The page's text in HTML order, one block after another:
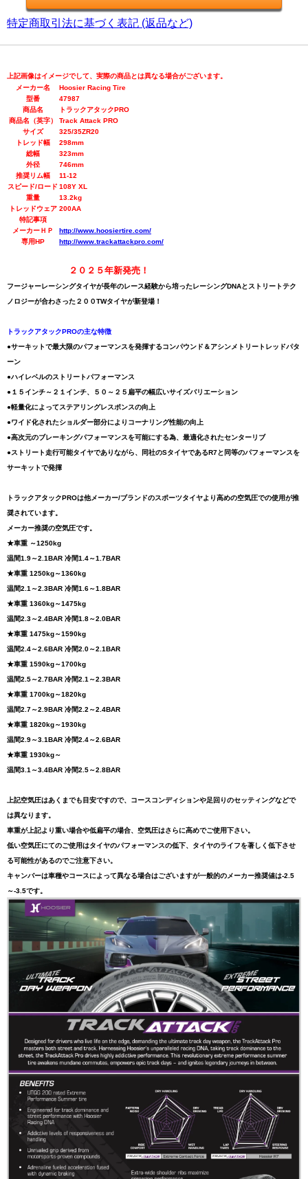
特定商取引法に基づく表記 (返品など)
上記画像はイメージでして、実際の商品とは異なる場合がございます。
メーカー名
Hoosier Racing Tire
型番
47987
商品名
トラックアタックPRO
商品名（英字）
Track Attack PRO
サイズ
325/35ZR20
トレッド幅
298mm
総幅
323mm
外径
746mm
推奨リム幅
11-12
スピード/ロード 108Y XL
重量
13.2kg
トレッドウェア 200AA
特記事項
メーカーＨＰ
http://www.hoosiertire.com/
専用HP
http://www.trackattackpro.com/
２０２５年新発売！
フージャーレーシングタイヤが長年のレース経験から培ったレーシングDNAとストリートテク
ノロジーが合わさった２００TWタイヤが新登場！
トラックアタックPROの主な特徴
●サーキットで最大限のパフォーマンスを発揮するコンパウンド＆アシンメトリートレッドパタ
ーン
●ハイレベルのストリートパフォーマンス
●１５インチ～２１インチ、５０～２５扁平の幅広いサイズバリエーション
●軽量化によってステアリングレスポンスの向上
●ワイド化されたショルダー部分によりコーナリング性能の向上
●高次元のブレーキングパフォーマンスを可能にする為、最適化されたセンターリブ
●ストリート走行可能タイヤでありながら、同社のSタイヤであるR7と同等のパフォーマンスを
サーキットで発揮
トラックアタックPROは他メーカー/ブランドのスポーツタイヤより高めの空気圧での使用が推
奨されています。
メーカー推奨の空気圧です。
★車重 ～1250kg
温間1.9～2.1BAR 冷間1.4～1.7BAR
★車重 1250kg～1360kg
温間2.1～2.3BAR 冷間1.6～1.8BAR
★車重 1360kg～1475kg
温間2.3～2.4BAR 冷間1.8～2.0BAR
★車重 1475kg～1590kg
温間2.4～2.6BAR 冷間2.0～2.1BAR
★車重 1590kg～1700kg
温間2.5～2.7BAR 冷間2.1～2.3BAR
★車重 1700kg～1820kg
温間2.7～2.9BAR 冷間2.2～2.4BAR
★車重 1820kg～1930kg
温間2.9～3.1BAR 冷間2.4～2.6BAR
★車重 1930kg～
温間3.1～3.4BAR 冷間2.5～2.8BAR
上記空気圧はあくまでも目安ですので、コースコンディションや足回りのセッティングなどで
は異なります。
車重が上記より重い場合や低扁平の場合、空気圧はさらに高めでご使用下さい。
低い空気圧にてのご使用はタイヤのパフォーマンスの低下、タイヤのライフを著しく低下させ
る可能性があるのでご注意下さい。
キャンバーは車種やコースによって異なる場合はございますが一般的のメーカー推奨値は-2.5
～-3.5です。